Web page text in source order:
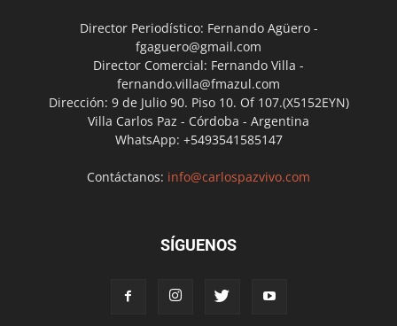
Director Periodístico: Fernando Agüero -
fgaguero@gmail.com
Director Comercial: Fernando Villa -
fernando.villa@fmazul.com
Dirección: 9 de Julio 90. Piso 10. Of 107.(X5152EYN)
Villa Carlos Paz - Córdoba - Argentina
WhatsApp: +5493541585147
Contáctanos: info@carlospazvivo.com
SÍGUENOS